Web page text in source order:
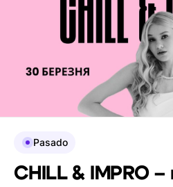
Pasado
CHILL & IMPRO